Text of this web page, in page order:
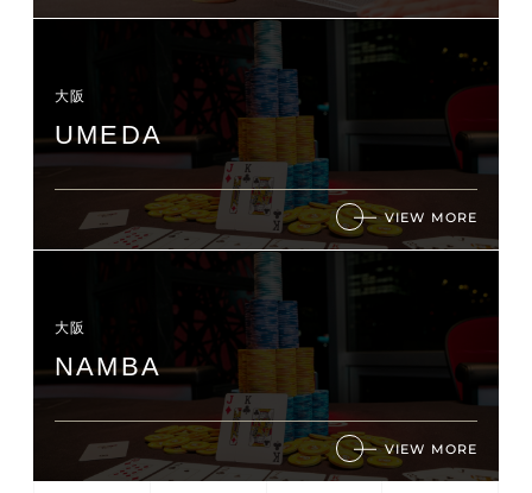
大阪
UMEDA
VIEW MORE
大阪
NAMBA
VIEW MORE